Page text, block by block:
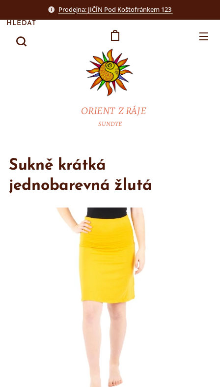
Prodejna: JIČÍN Pod Koštofránkem 123
ORIENT Z RÁJE
SUNDYE
HLEDAT
Sukně krátká
jednobarevná žlutá